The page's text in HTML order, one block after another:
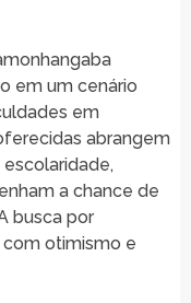
em um cenário
em
abrangem
a chance de
busca por
otimismo e